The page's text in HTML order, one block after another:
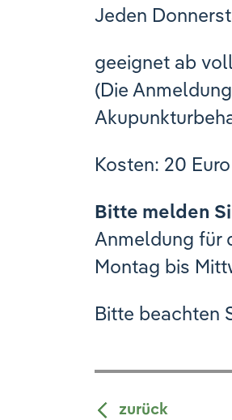
Jeden
geeignet ab
(Die
Kosten: 20 Euro
Bitte melden
Anmeldung für
Montag bis
Bitte beachten
zurück